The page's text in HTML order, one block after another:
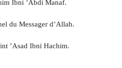
Ibni ’Abdi Manaf.
du Messager d’Allah.
’Asad Ibni Hachim.